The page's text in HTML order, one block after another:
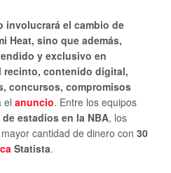
involucrará el cambio de
Heat, sino que además,
y exclusivo en
contenido digital,
concursos, compromisos
el anuncio. Entre los equipos
estadios en la NBA, los
cantidad de dinero con 30
Statista.